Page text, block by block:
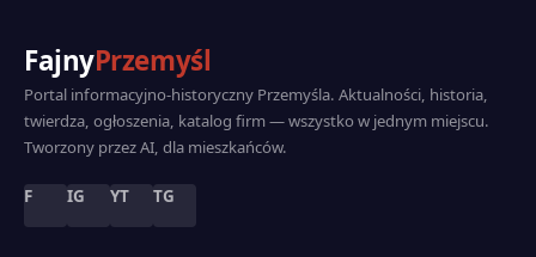
FajnyPrzemyśl
Portal informacyjno-historyczny Przemyśla. Aktualności, historia,
twierdza, ogłoszenia, katalog firm — wszystko w jednym miejscu.
Tworzony przez AI, dla mieszkańców.
F IG YT TG